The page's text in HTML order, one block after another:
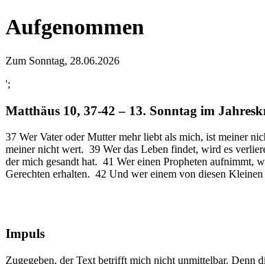
Aufgenommen
Zum Sonntag, 28.06.2026
';
Matthäus 10, 37-42 – 13. Sonntag im
37 Wer Vater oder Mutter mehr liebt als mich, ist meiner
meiner nicht wert. 39 Wer das Leben findet, wird es
der mich gesandt hat. 41 Wer einen Propheten aufnimmt,
Gerechten erhalten. 42 Und wer einem von diesen
Impuls
Zugegeben, der Text betrifft mich nicht unmittelbar. Denn